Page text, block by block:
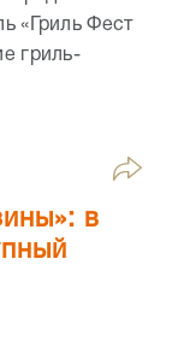
«Гриль Фест
гриль-
в